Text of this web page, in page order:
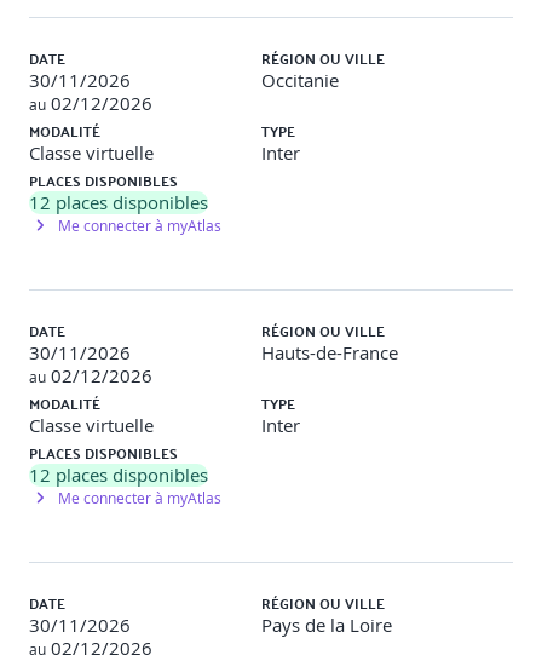
Localisation : Module expo-location, Configuration de la
Notifications : Module expo-notifications, envoi/réception
des notifications locales ou push, tokens, canaux Android.
Accès aux fichiers et au media avec expo-media-library et
expo-document-picker
Gérer les permissions avec Expo : Permissions.getAsync
Objectif: Intégrer une fonctionnalité native (caméra ou
géolocalisation)
Description: Enrichissement de l’atelier précédent avec une
fonctionnalité de géolocalisation affichant la position
actuelle sur une carte, ainsi qu’un composant caméra
permettant la capture et l’affichage d’une image.
Gestion d’état global avec Zustand
Présentation des concepts de gestion d’état global
DATE
30/11/2026
au 02/12/2026
RÉGION OU VILLE
Occitanie
MODALITÉ
Classe virtuelle
TYPE
Inter
PLACES DISPONIBLES
12 places disponibles
Me connecter à myAtlas
DATE
30/11/2026
au 02/12/2026
RÉGION OU VILLE
Hauts-de-France
MODALITÉ
Classe virtuelle
TYPE
Inter
PLACES DISPONIBLES
12 places disponibles
Me connecter à myAtlas
DATE
30/11/2026
au 02/12/2026
RÉGION OU VILLE
Pays de la Loire